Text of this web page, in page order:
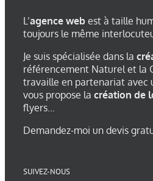
L’agence web est à taille
toujours le même
Je suis spécialisée dans la
référencement Naturel et la
travaille en partenariat avec
vous propose la création de
flyers…
Demandez-moi un devis
SUIVEZ-NOUS